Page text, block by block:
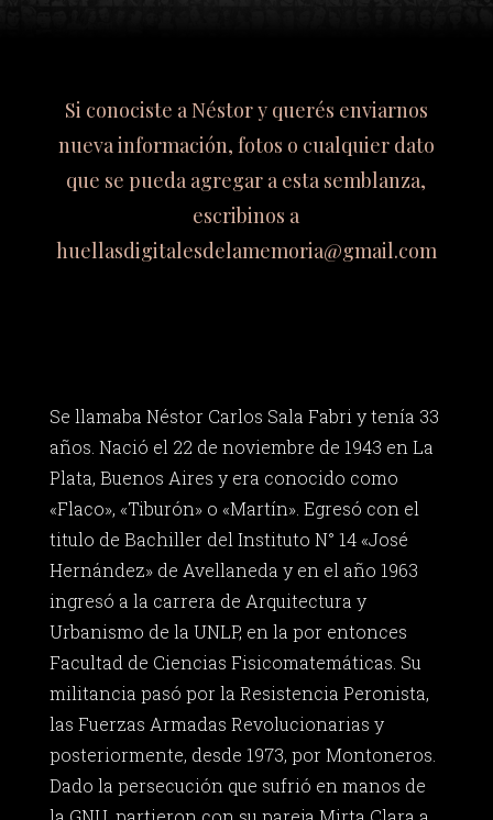
Si conociste a Néstor y querés enviarnos
nueva información, fotos o cualquier dato
que se pueda agregar a esta semblanza,
escribinos a
huellasdigitalesdelamemoria@gmail.com
Se llamaba Néstor Carlos Sala Fabri y tenía 33
años. Nació el 22 de noviembre de 1943 en La
Plata, Buenos Aires y era conocido como
«Flaco», «Tiburón» o «Martín». Egresó con el
titulo de Bachiller del Instituto N° 14 «José
Hernández» de Avellaneda y en el año 1963
ingresó a la carrera de Arquitectura y
Urbanismo de la UNLP, en la por entonces
Facultad de Ciencias Fisicomatemáticas. Su
militancia pasó por la Resistencia Peronista,
las Fuerzas Armadas Revolucionarias y
posteriormente, desde 1973, por Montoneros.
Dado la persecución que sufrió en manos de